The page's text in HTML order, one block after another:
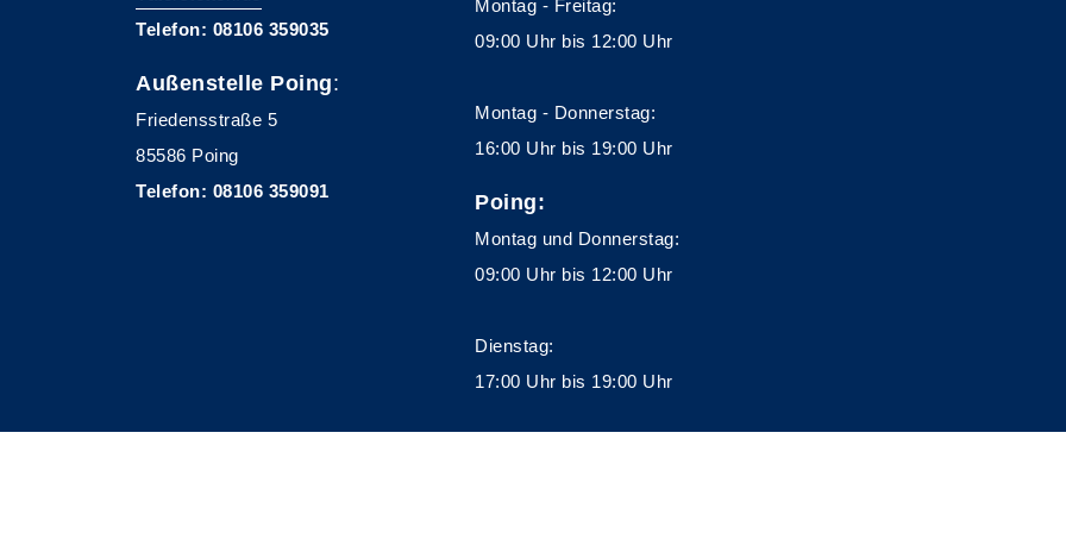
Telefon: 08106 359035
Außenstelle Poing:
Friedensstraße 5
85586 Poing
Telefon: 08106 359091
Montag - Freitag:
09:00 Uhr bis 12:00 Uhr
Montag - Donnerstag:
16:00 Uhr bis 19:00 Uhr
Poing:
Montag und Donnerstag:
09:00 Uhr bis 12:00 Uhr
Dienstag:
17:00 Uhr bis 19:00 Uhr